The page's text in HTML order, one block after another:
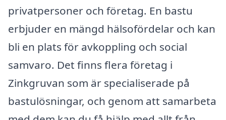
privatpersoner och företag. En bastu
erbjuder en mängd hälsofördelar och kan
bli en plats för avkoppling och social
samvaro. Det finns flera företag i
Zinkgruvan som är specialiserade på
bastulösningar, och genom att samarbeta